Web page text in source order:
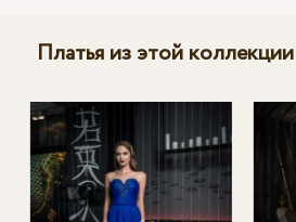
Платья из этой коллекции